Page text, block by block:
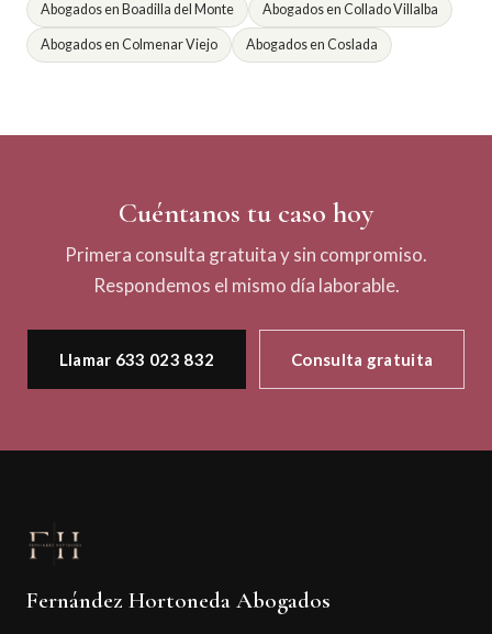
Abogados en Boadilla del Monte Abogados en Collado Villalba
Abogados en Colmenar Viejo Abogados en Coslada
Cuéntanos tu caso hoy
Primera consulta gratuita y sin compromiso.
Respondemos el mismo día laborable.
Llamar 633 023 832 Consulta gratuita
Fernández Hortoneda Abogados